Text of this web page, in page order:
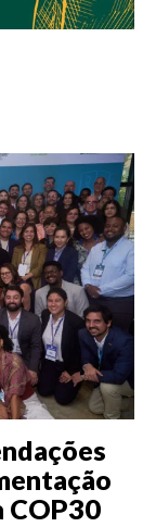
COP30